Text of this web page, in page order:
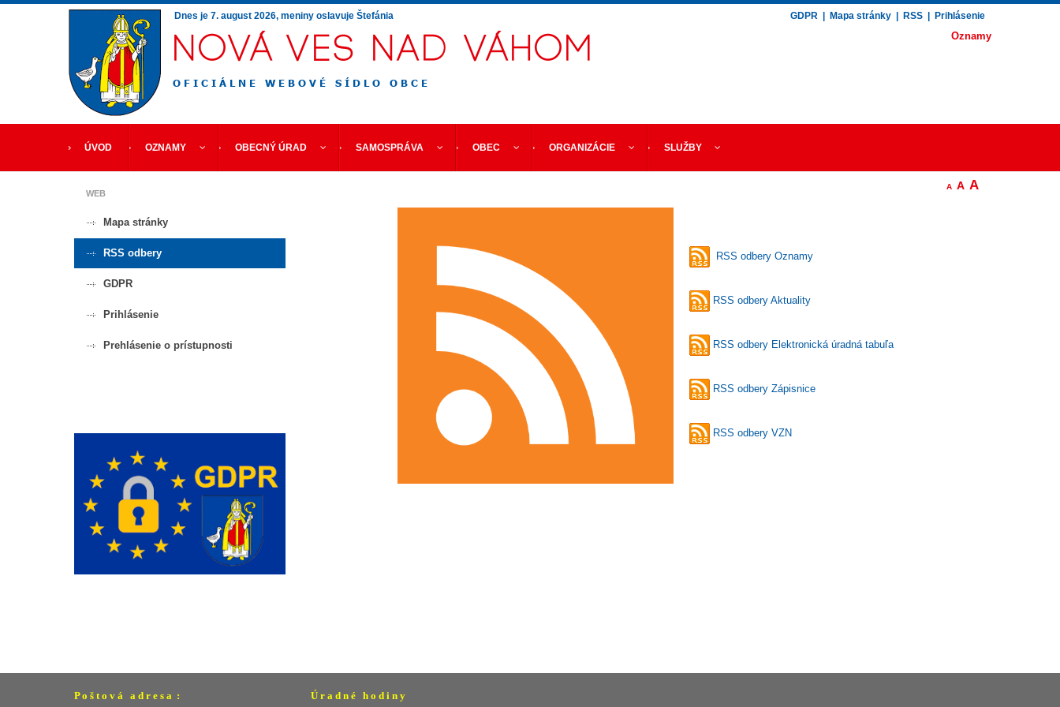
Dnes je 7. august 2026, meniny oslavuje Štefánia GDPR Mapa stránky RSS Prihlásenie
Oznamy
ÚVOD OZNAMY OBECNÝ ÚRAD SAMOSPRÁVA OBEC ORGANIZÁCIE SLUŽBY
A A A
RSS odbery Oznamy
RSS odbery Aktuality
RSS odbery Elektronická úradná tabuľa
RSS odbery Zápisnice
RSS odbery VZN
WEB
Mapa stránky
RSS odbery
GDPR
Prihlásenie
Prehlásenie o prístupnosti
P o š t o v á a d r e s a : Ú r a d n é h o d i n y